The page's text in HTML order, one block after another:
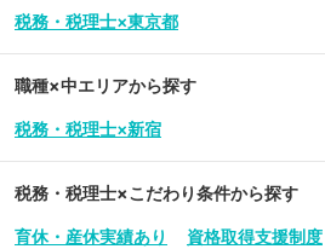
税務・税理士×東京都
職種×中エリアから探す
税務・税理士×新宿
税務・税理士×こだわり条件から探す
育休・産休実績あり 資格取得支援制度